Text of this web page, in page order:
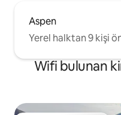
Aspen
Yerel halktan 9 kişi
Wifi bulunan